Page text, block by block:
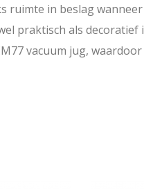
ruimte in beslag
praktisch als
vacuum jug,